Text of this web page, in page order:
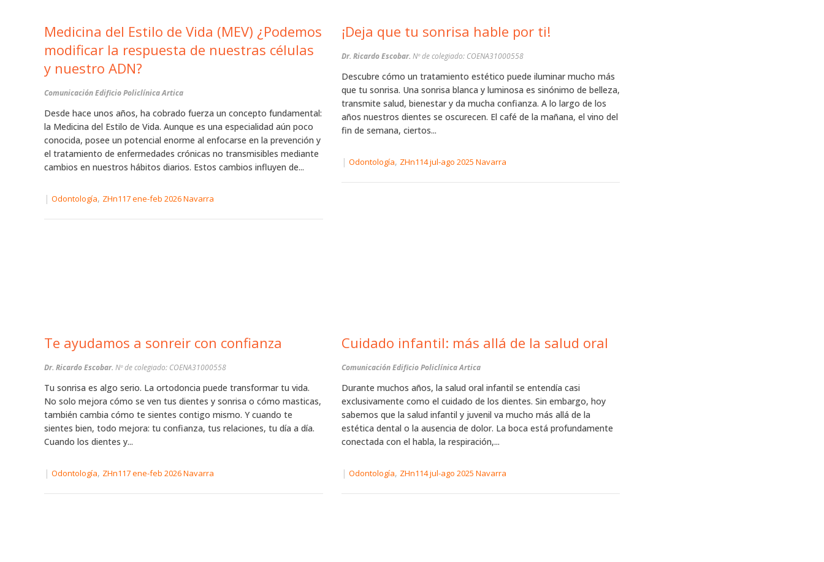
Medicina del Estilo de Vida (MEV) ¿Podemos
modificar la respuesta de nuestras células
y nuestro ADN?
Comunicación Edificio Policlínica Artica
Desde hace unos años, ha cobrado fuerza un concepto fundamental:
la Medicina del Estilo de Vida. Aunque es una especialidad aún poco
conocida, posee un potencial enorme al enfocarse en la prevención y
el tratamiento de enfermedades crónicas no transmisibles mediante
cambios en nuestros hábitos diarios. Estos cambios influyen de...
| Odontología, ZHn117 ene-feb 2026 Navarra
Te ayudamos a sonreir con confianza
Dr. Ricardo Escobar. Nº de colegiado: COENA31000558
Tu sonrisa es algo serio. La ortodoncia puede transformar tu vida.
No solo mejora cómo se ven tus dientes y sonrisa o cómo masticas,
también cambia cómo te sientes contigo mismo. Y cuando te
sientes bien, todo mejora: tu confianza, tus relaciones, tu día a día.
Cuando los dientes y...
| Odontología, ZHn117 ene-feb 2026 Navarra
¡Deja que tu sonrisa hable por ti!
Dr. Ricardo Escobar. Nº de colegiado: COENA31000558
Descubre cómo un tratamiento estético puede iluminar mucho más
que tu sonrisa. Una sonrisa blanca y luminosa es sinónimo de belleza,
transmite salud, bienestar y da mucha confianza. A lo largo de los
años nuestros dientes se oscurecen. El café de la mañana, el vino del
fin de semana, ciertos...
| Odontología, ZHn114 jul-ago 2025 Navarra
Cuidado infantil: más allá de la salud oral
Comunicación Edificio Policlínica Artica
Durante muchos años, la salud oral infantil se entendía casi
exclusivamente como el cuidado de los dientes. Sin embargo, hoy
sabemos que la salud infantil y juvenil va mucho más allá de la
estética dental o la ausencia de dolor. La boca está profundamente
conectada con el habla, la respiración,...
| Odontología, ZHn114 jul-ago 2025 Navarra